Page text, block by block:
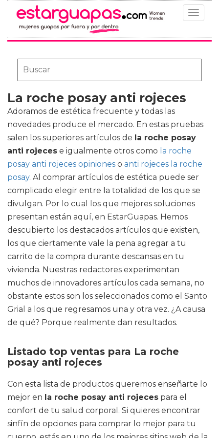
Toggle
La roche posay anti rojeces
Adoramos de estética frecuente y todas las
novedades produce el mercado. En estas pruebas
salen los superiores artículos de la roche posay
anti rojeces e igualmente otros como la roche
posay anti rojeces opiniones o anti rojeces la roche
posay. Al comprar artículos de estética puede ser
complicado elegir entre la totalidad de los que se
divulgan. Por lo cual los que mejores soluciones
presentan están aquí, en EstarGuapas. Hemos
descubierto los destacados artículos que existen,
los que ciertamente vale la pena agregar a tu
carrito de la compra durante descansas en tu
vivienda. Nuestras redactores experimentan
muchos de innovadores artículos cada semana, no
obstante estos son los seleccionados como el Santo
Grial a los que regresamos una y otra vez. ¿A causa
de qué? Porque realmente dan resultados.
Listado top ventas para La roche
posay anti rojeces
Con esta lista de productos queremos enseñarte lo
mejor en la roche posay anti rojeces para el
confort de tu salud corporal. Si quieres encontrar
sinfín de opciones para comprar lo mejor para tu